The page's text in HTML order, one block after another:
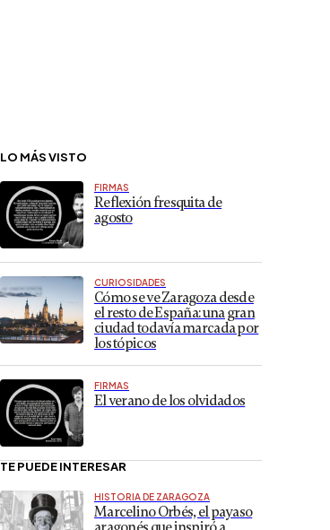
LO MÁS VISTO
FIRMAS
Reflexión fresquita de
agosto
CURIOSIDADES
Cómo se ve Zaragoza desde
el resto de España: una gran
ciudad todavía marcada por
los tópicos
FIRMAS
El verano de los olvidados
TE PUEDE INTERESAR
HISTORIA DE ZARAGOZA
Marcelino Orbés, el payaso